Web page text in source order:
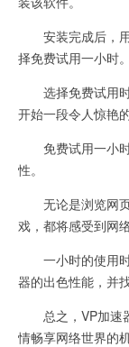
安装完成后，用
择免费试用一小时。
选择免费试用时
开始一段令人惊艳
免费试用一小时
性。
无论是浏览网页
戏，都将感受到网
一小时的使用时
器的出色性能，并
总之，VP加速器
情畅享网络世界的机